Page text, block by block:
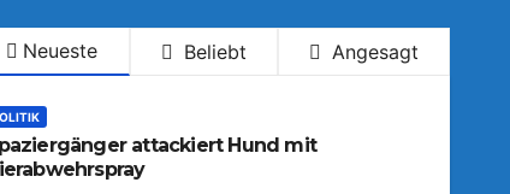
Neueste Beliebt Angesagt
attackiert Hund mit